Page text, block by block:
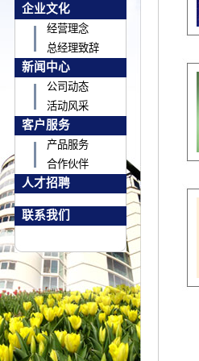
企业文化
经营理念
总经理致辞
新闻中心
公司动态
活动风采
客户服务
产品服务
合作伙伴
人才招聘
联系我们